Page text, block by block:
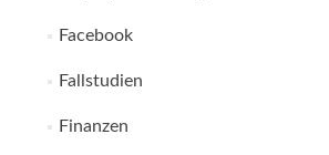
Facebook
Fallstudien
Finanzen